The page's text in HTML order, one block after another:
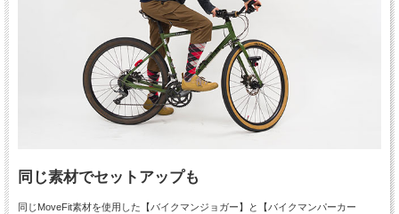
同じ素材でセットアップも
同じMoveFit素材を使用した【バイクマンジョガー】と【バイクマンパーカー